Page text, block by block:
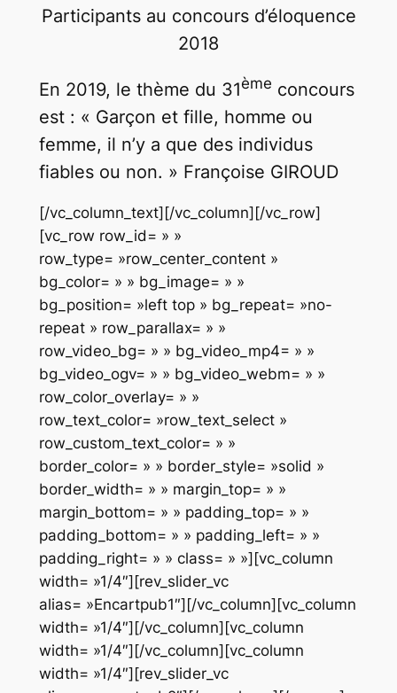
Participants au concours d’éloquence
2018
En 2019, le thème du 31ème concours
est : « Garçon et fille, homme ou
femme, il n’y a que des individus
fiables ou non. » Françoise GIROUD
[/vc_column_text][/vc_column][/vc_row]
[vc_row row_id= » »
row_type= »row_center_content »
bg_color= » » bg_image= » »
bg_position= »left top » bg_repeat= »no-
repeat » row_parallax= » »
row_video_bg= » » bg_video_mp4= » »
bg_video_ogv= » » bg_video_webm= » »
row_color_overlay= » »
row_text_color= »row_text_select »
row_custom_text_color= » »
border_color= » » border_style= »solid »
border_width= » » margin_top= » »
margin_bottom= » » padding_top= » »
padding_bottom= » » padding_left= » »
padding_right= » » class= » »][vc_column
width= »1/4″][rev_slider_vc
alias= »Encartpub1″][/vc_column][vc_column
width= »1/4″][/vc_column][vc_column
width= »1/4″][/vc_column][vc_column
width= »1/4″][rev_slider_vc